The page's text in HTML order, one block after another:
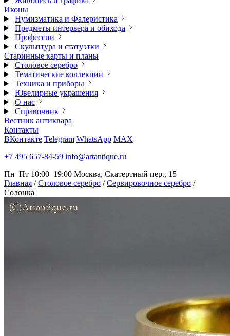
Иконы
Нумизматика и Фалеристика
Предметы интерьера и обихода
Профессии
Скульптура и статуэтки
Старинные карты и планы
Столовое серебро
Тематические коллекции
Техника и приборы
Ювелирные украшения
О нас
Справочник
Вестник антиквара
Контакты
ВКонтакте Telegram WhatsApp MAX
+7 495 657-84-59 info@artantique.ru
Пн–Пт 10:00–19:00 Москва, Скатертный пер., 15
Главная / Столовое серебро / Сервировочное серебро /
Солонка